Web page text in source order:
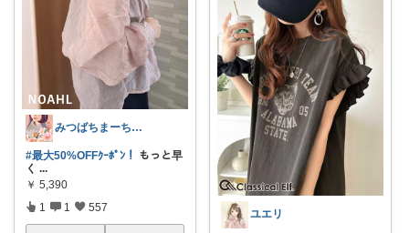
みつばちまーちᵀᴴᴬᴺᴷ ᵞᴼᵁ ◡̈*
#最大50%OFFｸｰﾎﾟﾝ！ もっと早
く ...
￥ 5,390
1 1 557
ユエリ